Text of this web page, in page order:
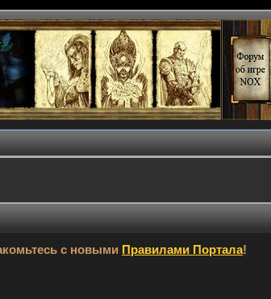
с новыми Правилами Портала!